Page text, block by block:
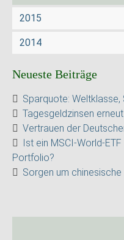
2015
2014
Neueste Beiträge
Sparquote:
Tagesgeldzinsen
Vertrauen der
Ist ein MSCI-World-
Portfolio?
Sorgen um chinesische